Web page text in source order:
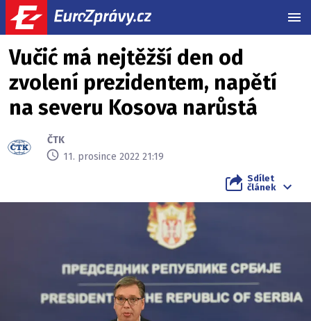
Vučić má nejtěžší den od
zvolení prezidentem, napětí
na severu Kosova narůstá
ČTK
11. prosince 2022 21:19
Sdílet
článek